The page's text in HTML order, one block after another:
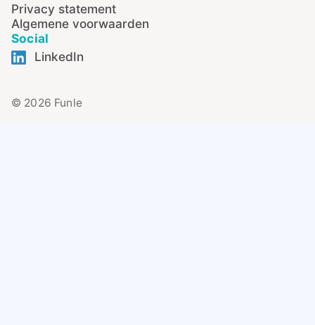
Privacy statement
Algemene voorwaarden
Social
LinkedIn
© 2026 Funle